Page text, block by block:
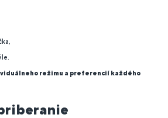
režimu a preferencií každého